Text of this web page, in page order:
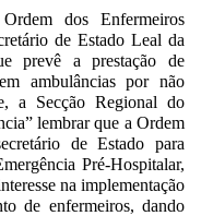
dos Enfermeiros
de Estado Leal da
prevê a prestação de
ambulâncias por não
a Secção Regional do
lembrar que a Ordem
de Estado para
Pré-Hospitalar,
na implementação
de enfermeiros, dando